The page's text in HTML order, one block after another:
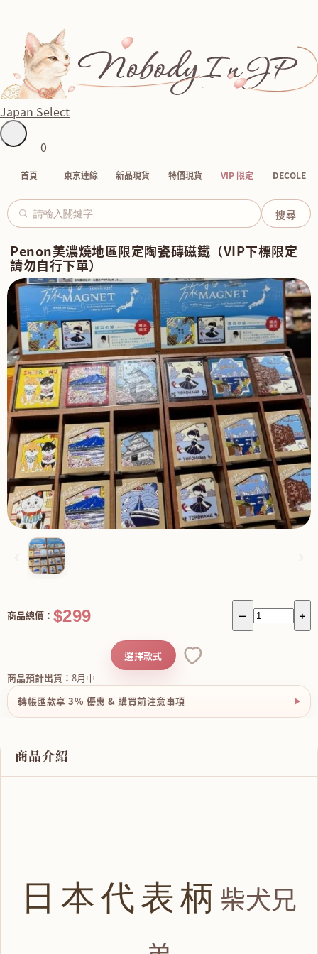
Japan Select
0
首頁 東京連線 新品現貨 特價現貨 VIP 限定 DECOLE
Penon美濃燒地區限定陶瓷磚磁鐵（VIP下標限定
請勿自行下單）
－ +
商品總價： $299
商品預計出貨： 8月中
選擇款式
轉帳匯款享 3% 優惠 & 購買前注意事項
商品介紹
日本代表柄 柴犬兄